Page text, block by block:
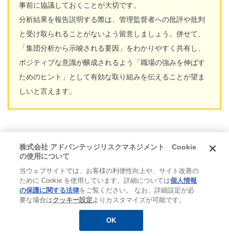
事前に協議しておくことが大切です。
分析結果を報告説明する際は、管理監督者への批評や批判
と受け取られることがないよう留意しましょう。併せて、
「集団分析から示唆される要因」をわかりやすく共有し、
ポジティブな意識が醸成されるよう「職場の強みを伸ばす
ためのヒント」として有効な取り組みを伝えることが望ま
しいと言えます。
改善施策を立案・実行し、定期的に振り返
りをする
分析結果、および現場の従業員などへのヒアリングによっ
て把握した情報をもとに、優先順位をつけ、改善施策を検
討、実施します。「マイナスをなくす」という問題点への
株式会社 アドバンテッジリスクマネジメント Cookie
の使用について
当ウェブサイトでは、お客様の利便性向上や、サイト改善の
ために Cookie を使用しています。詳細については個人情報
の保護に関する法律をご覧ください。 なお、詳細設定が必
要な場合はクッキー設定よりカスタマイズが可能です。
OK